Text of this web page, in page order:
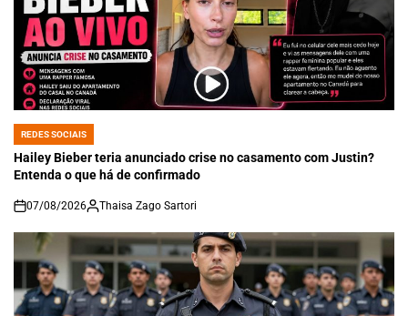
POSTED
IN
REDES SOCIAIS
Hailey Bieber teria anunciado crise no casamento com Justin?
Entenda o que há de confirmado
on
07/08/2026 Thaisa Zago Sartori